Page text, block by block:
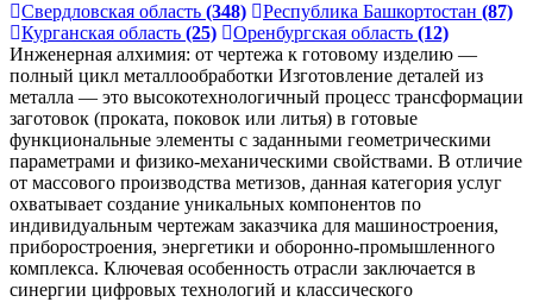
Свердловская область (348) Республика Башкортостан (87)
Курганская область (25) Оренбургская область (12)
Инженерная алхимия: от чертежа к готовому изделию —
полный цикл металлообработки Изготовление деталей из
металла — это высокотехнологичный процесс трансформации
заготовок (проката, поковок или литья) в готовые
функциональные элементы с заданными геометрическими
параметрами и физико-механическими свойствами. В отличие
от массового производства метизов, данная категория услуг
охватывает создание уникальных компонентов по
индивидуальным чертежам заказчика для машиностроения,
приборостроения, энергетики и оборонно-промышленного
комплекса. Ключевая особенность отрасли заключается в
синергии цифровых технологий и классического